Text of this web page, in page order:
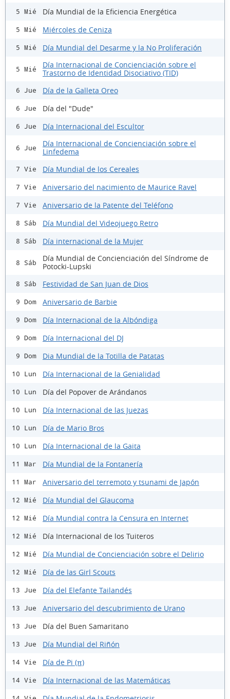
5 Mié Día Mundial de la Eficiencia Energética
5 Mié Miércoles de Ceniza
5 Mié Día Mundial del Desarme y la No Proliferación
5 Mié
Día Internacional de Concienciación sobre el
Trastorno de Identidad Disociativo (TID)
6 Jue Día de la Galleta Oreo
6 Jue Día del "Dude"
6 Jue Día Internacional del Escultor
6 Jue
Día Internacional de Concienciación sobre el
Linfedema
7 Vie Día Mundial de los Cereales
7 Vie Aniversario del nacimiento de Maurice Ravel
7 Vie Aniversario de la Patente del Teléfono
8 Sáb Día Mundial del Videojuego Retro
8 Sáb Día internacional de la Mujer
8 Sáb
Día Mundial de Concienciación del Síndrome de
Potocki-Lupski
8 Sáb Festividad de San Juan de Dios
9 Dom Aniversario de Barbie
9 Dom Día Internacional de la Albóndiga
9 Dom Día Internacional del DJ
9 Dom Dia Mundial de la Totilla de Patatas
10 Lun Día Internacional de la Genialidad
10 Lun Día del Popover de Arándanos
10 Lun Día Internacional de las Juezas
10 Lun Día de Mario Bros
10 Lun Día Internacional de la Gaita
11 Mar Día Mundial de la Fontanería
11 Mar Aniversario del terremoto y tsunami de Japón
12 Mié Día Mundial del Glaucoma
12 Mié Día Mundial contra la Censura en Internet
12 Mié Día Internacional de los Tuiteros
12 Mié Día Mundial de Concienciación sobre el Delirio
12 Mié Día de las Girl Scouts
13 Jue Día del Elefante Tailandés
13 Jue Aniversario del descubrimiento de Urano
13 Jue Día del Buen Samaritano
13 Jue Día Mundial del Riñón
14 Vie Día de Pi (π)
14 Vie Día Internacional de las Matemáticas